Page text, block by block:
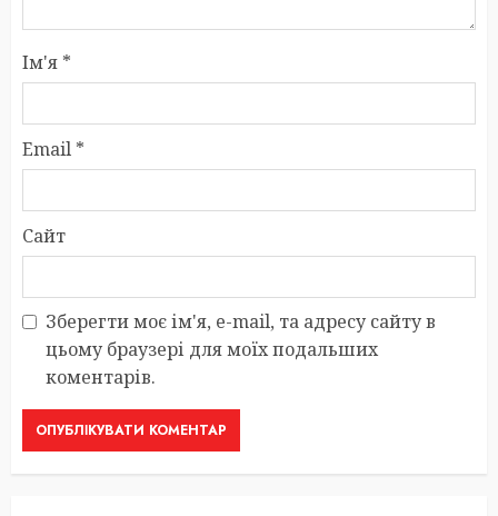
Ім'я *
Email *
Сайт
Зберегти моє ім'я, e-mail, та адресу сайту в
цьому браузері для моїх подальших
коментарів.